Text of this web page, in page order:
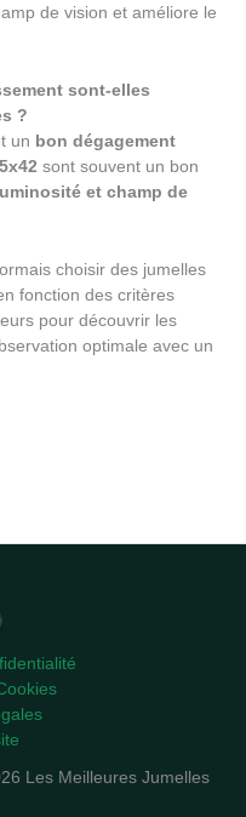
de vision et améliore le
sont-elles
?
un bon dégagement
sont souvent un bon
et champ de
choisir des jumelles
fonction des critères
pour découvrir les
optimale avec un
Les Meilleures Jumelles